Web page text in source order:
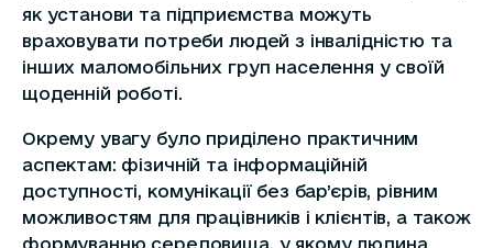
як установи та підприємства можуть
враховувати потреби людей з інвалідністю та
інших маломобільних груп населення у своїй
щоденній роботі.
Окрему увагу було приділено практичним
аспектам: фізичній та інформаційній
доступності, комунікації без бар’єрів, рівним
можливостям для працівників і клієнтів, а також
формуванню середовища, у якому людина